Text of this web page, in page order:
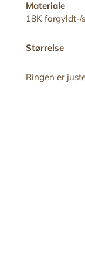
Materiale
18K forgyldt-/
Størrelse
Ringen er